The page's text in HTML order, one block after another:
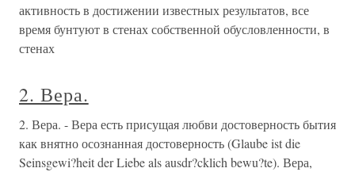
активность в достижении известных результатов, все
время бунтуют в стенах собственной обусловленности, в
стенах
2. Вера.
2. Вера. - Вера есть присущая любви достоверность бытия
как внятно осознанная достоверность (Glaube ist die
Seinsgewi?heit der Liebe als ausdr?cklich bewu?te). Вера,